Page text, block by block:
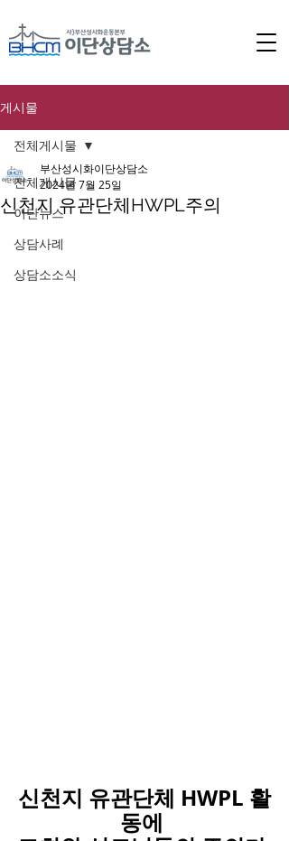
게시물
전체게시물
이단뉴스
상담사례
상담소소식
전체게시물
신천지 유관단체HWPL주의
부산성시화이단상담소
2024년 7월 25일
신천지 유관단체 HWPL 활
동에